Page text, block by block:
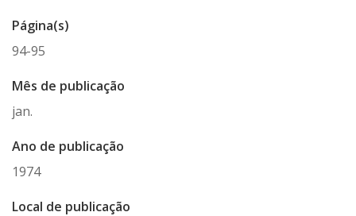
Página(s)
94-95
Mês de publicação
jan.
Ano de publicação
1974
Local de publicação